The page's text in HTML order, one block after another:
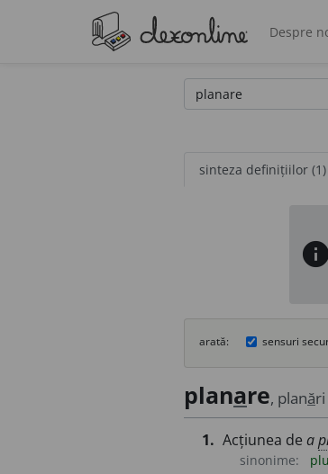
Despre
sinteza definițiilor (1)
info
arată: sensuri
planare, planări
1. Acțiunea de a
sinonime: